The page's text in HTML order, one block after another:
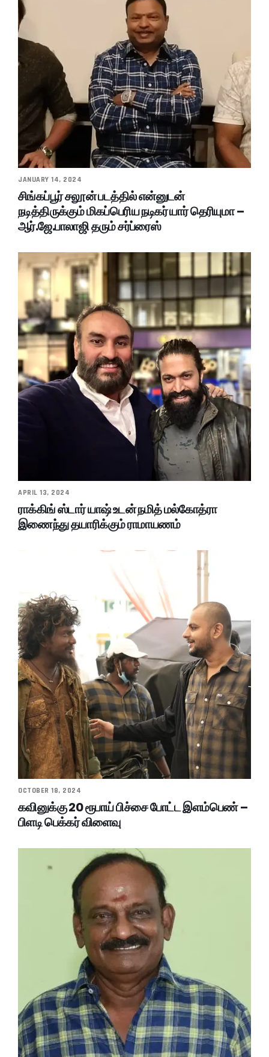
JANUARY 14, 2024
சிங்கப்பூர் சலூன் படத்தில் என்னுடன்
நடித்திருக்கும் மிகப்பெரிய நடிகர் யார் தெரியுமா –
ஆர்.ஜே.பாலாஜி தரும் சர்ப்ரைஸ்
APRIL 13, 2024
ராக்கிங் ஸ்டார் யாஷ் உடன் நமித் மல்கோத்ரா
இணைந்து தயாரிக்கும் ராமாயணம்
OCTOBER 18, 2024
கவினுக்கு 20 ரூபாய் பிச்சை போட்ட இளம்பெண் –
பிளடி பெக்கர் விளைவு